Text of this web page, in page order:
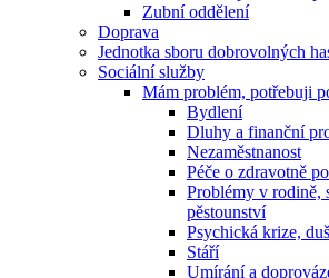
Zubní oddělení
Doprava
Jednotka sboru dobrovolných
Sociální služby
Mám problém, potřebuji
Bydlení
Dluhy a finanční
Nezaměstnanost
Péče o zdravotně
Problémy v rodině,
pěstounství
Psychická krize,
Stáří
Umírání a